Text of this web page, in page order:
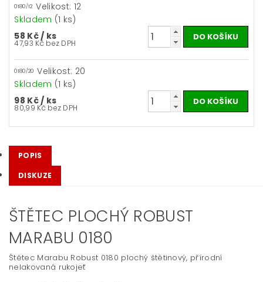
0180/12 Velikost: 12
Skladem (1 ks)
58 Kč/ ks
47,93 Kč bez DPH
0180/20 Velikost: 20
Skladem (1 ks)
98 Kč/ ks
80,99 Kč bez DPH
POPIS
DISKUZE
ŠTĚTEC PLOCHÝ ROBUST
MARABU 0180
Štětec Marabu Robust 0180 plochý štětinový, přírodní
nelakovaná rukojeť